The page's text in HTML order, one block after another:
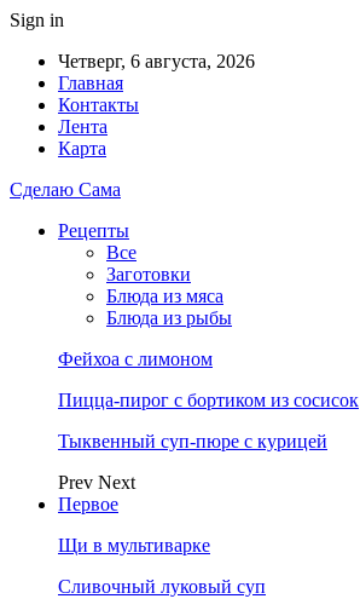
Sign in
Четверг, 6 августа, 2026
Главная
Контакты
Лента
Карта
Сделаю Сама
Рецепты
Все
Заготовки
Блюда из мяса
Блюда из рыбы
Фейхоа с лимоном
Пицца-пирог с бортиком из сосисок
Тыквенный суп-пюре с курицей
Prev Next
Первое
Щи в мультиварке
Сливочный луковый суп